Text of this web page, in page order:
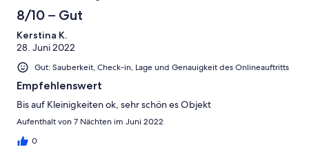
8/10 – Gut
Kerstina K.
28. Juni 2022
Gut: Sauberkeit, Check-in, Lage und Genauigkeit des Onlineauftritts
Empfehlenswert
Bis auf Kleinigkeiten ok, sehr schön es Objekt
Aufenthalt von 7 Nächten im Juni 2022
0